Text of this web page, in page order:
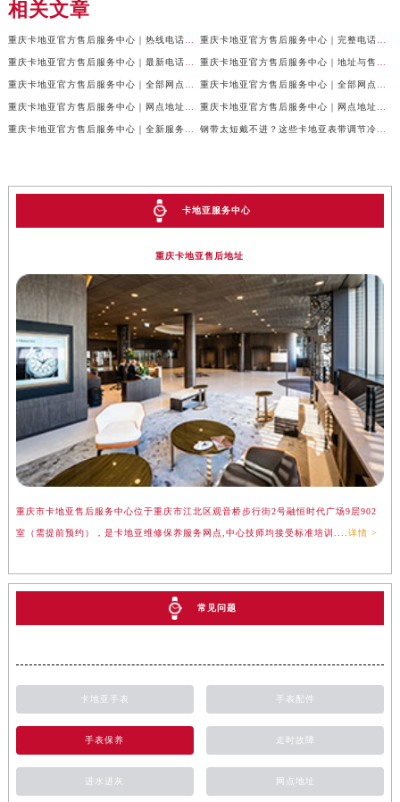
相关文章
卡地亚服务中心
重庆卡地亚售后地址
重庆市卡地亚售后服务中心位于重庆市江北区观音桥步行街2号融恒时代广场9层902
室（需提前预约），是卡地亚维修保养服务网点,中心技师均接受标准培训....详情 >
常见问题
卡地亚手表 手表配件
手表保养 走时故障
进水进灰 网点地址